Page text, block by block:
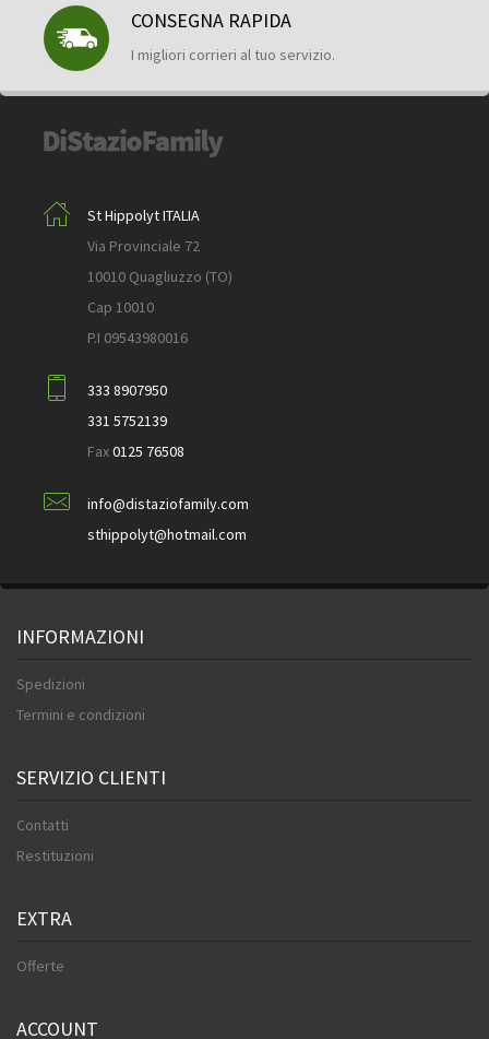
CONSEGNA RAPIDA
I migliori corrieri al tuo servizio.
St Hippolyt ITALIA
Via Provinciale 72
10010 Quagliuzzo (TO)
Cap 10010
P.I 09543980016
333 8907950
331 5752139
Fax0125 76508
info@distaziofamily.com
sthippolyt@hotmail.com
INFORMAZIONI
Spedizioni
Termini e condizioni
SERVIZIO CLIENTI
Contatti
Restituzioni
EXTRA
Offerte
ACCOUNT